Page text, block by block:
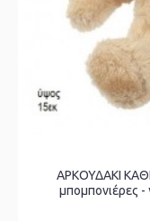
ΑΡΚΟΥΔΑΚΙ
μπομπονιέρες